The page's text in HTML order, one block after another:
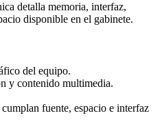
detalla memoria, interfaz,
disponible en el gabinete.
del equipo.
y contenido multimedia.
fuente, espacio e interfaz